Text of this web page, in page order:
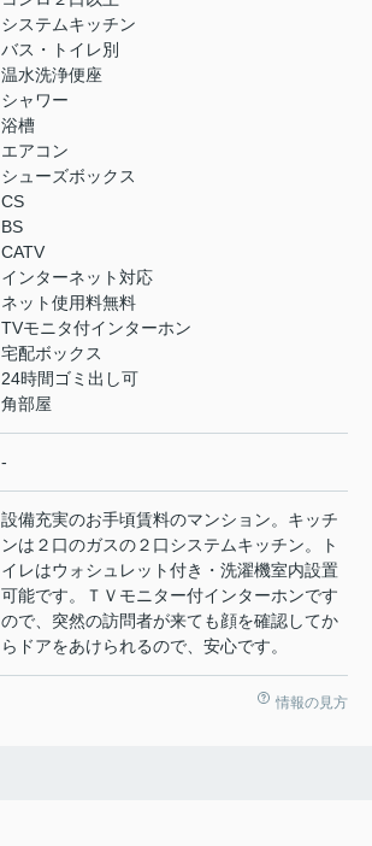
システムキッチン
バス・トイレ別
温水洗浄便座
シャワー
浴槽
エアコン
シューズボックス
CS
BS
CATV
インターネット対応
ネット使用料無料
TVモニタ付インターホン
宅配ボックス
24時間ゴミ出し可
角部屋
-
設備充実のお手頃賃料のマンション。キッチ
ンは２口のガスの２口システムキッチン。ト
イレはウォシュレット付き・洗濯機室内設置
可能です。ＴＶモニター付インターホンです
ので、突然の訪問者が来ても顔を確認してか
らドアをあけられるので、安心です。
情報の見方